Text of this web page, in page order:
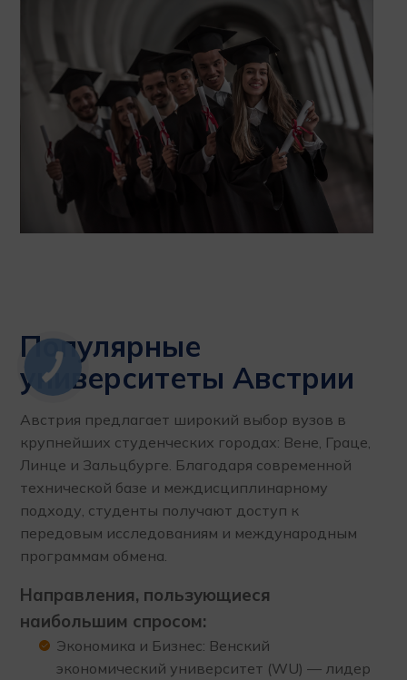
Популярные
университеты Австрии
Австрия предлагает широкий выбор вузов в
крупнейших студенческих городах: Вене, Граце,
Линце и Зальцбурге. Благодаря современной
технической базе и междисциплинарному
подходу, студенты получают доступ к
передовым исследованиям и международным
программам обмена.
Направления, пользующиеся
наибольшим спросом:
Экономика и Бизнес: Венский
экономический университет (WU) — лидер